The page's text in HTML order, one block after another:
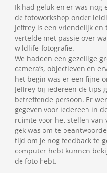
Ik had geluk en er was nog
de fotoworkshop onder
Jeffrey is een vriendelijk
vertelde met passie over
wildlife-fotografie.
We hadden een gezellige
camera’s, objectieven en
het begin was er een fijne
Jeffrey bij iedereen de tips
betreffende persoon. Er
gegeven voor iedereen in
ruimte voor het stellen van
gek was om te
tijd om je nog feedback te
computer hebt kunnen
de foto hebt.